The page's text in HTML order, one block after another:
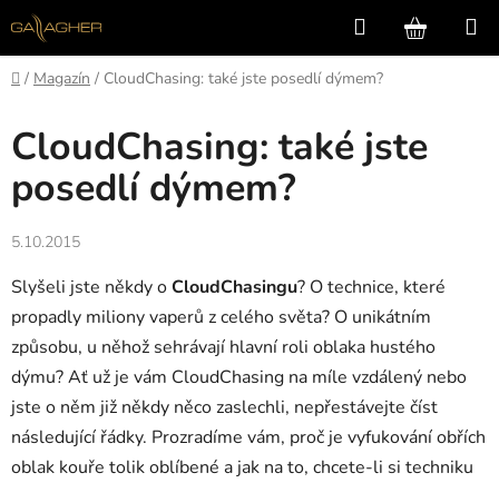
Přejít
na
obsah
Hledat
KOŠÍK
Domů
/ Magazín / CloudChasing: také jste posedlí dýmem?
CloudChasing: také jste
posedlí dýmem?
5.10.2015
Slyšeli jste někdy oCloudChasingu? O technice, které
propadly miliony vaperů z celého světa? O unikátním
způsobu, u něhož sehrávají hlavní roli oblaka hustého
dýmu? Ať už je vám CloudChasing na míle vzdálený nebo
jste o něm již někdy něco zaslechli, nepřestávejte číst
následující řádky. Prozradíme vám, proč je vyfukování obřích
oblak kouře tolik oblíbené a jak na to, chcete-li si techniku